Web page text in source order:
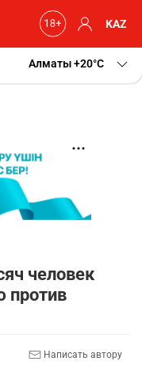
KAZ
Алматы+20 C
человек
против
Написать автору